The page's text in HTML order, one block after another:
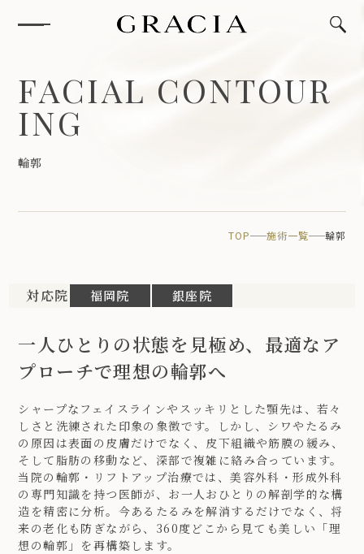
FACIAL CONTOUR
ING
輪郭
TOP 施術一覧 輪郭
対応院 福岡院 銀座院
一人ひとりの状態を見極め、最適なア
プローチで理想の輪郭へ
シャープなフェイスラインやスッキリとした顎先は、若々
しさと洗練された印象の象徴です。しかし、シワやたるみ
の原因は表面の皮膚だけでなく、皮下組織や筋膜の緩み、
そして脂肪の移動など、深部で複雑に絡み合っています。
当院の輪郭・リフトアップ治療では、美容外科・形成外科
の専門知識を持つ医師が、お一人おひとりの解剖学的な構
造を精密に分析。今あるたるみを解消するだけでなく、将
来の老化も防ぎながら、360度どこから見ても美しい「理
想の輪郭」を再構築します。